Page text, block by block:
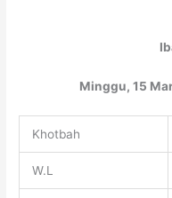
Minggu, 15
Khotbah
W.L